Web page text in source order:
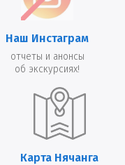
Наш Инстаграм
отчеты и анонсы
об экскурсиях!
Карта Нячанга